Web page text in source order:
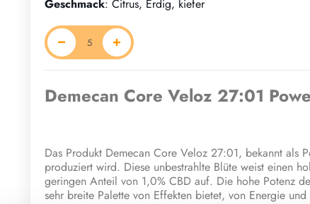
Geschmack: Citrus, Erdig, kiefer
Demecan Core Veloz 27:01
Das Produkt Demecan Core Veloz 27:01, bekannt als
produziert wird. Diese unbestrahlte Blüte weist einen
geringen Anteil von 1,0% CBD auf. Die hohe Potenz
sehr breite Palette von Effekten bietet, von Energie